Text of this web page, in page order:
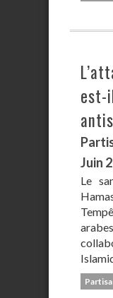
Juin
Le